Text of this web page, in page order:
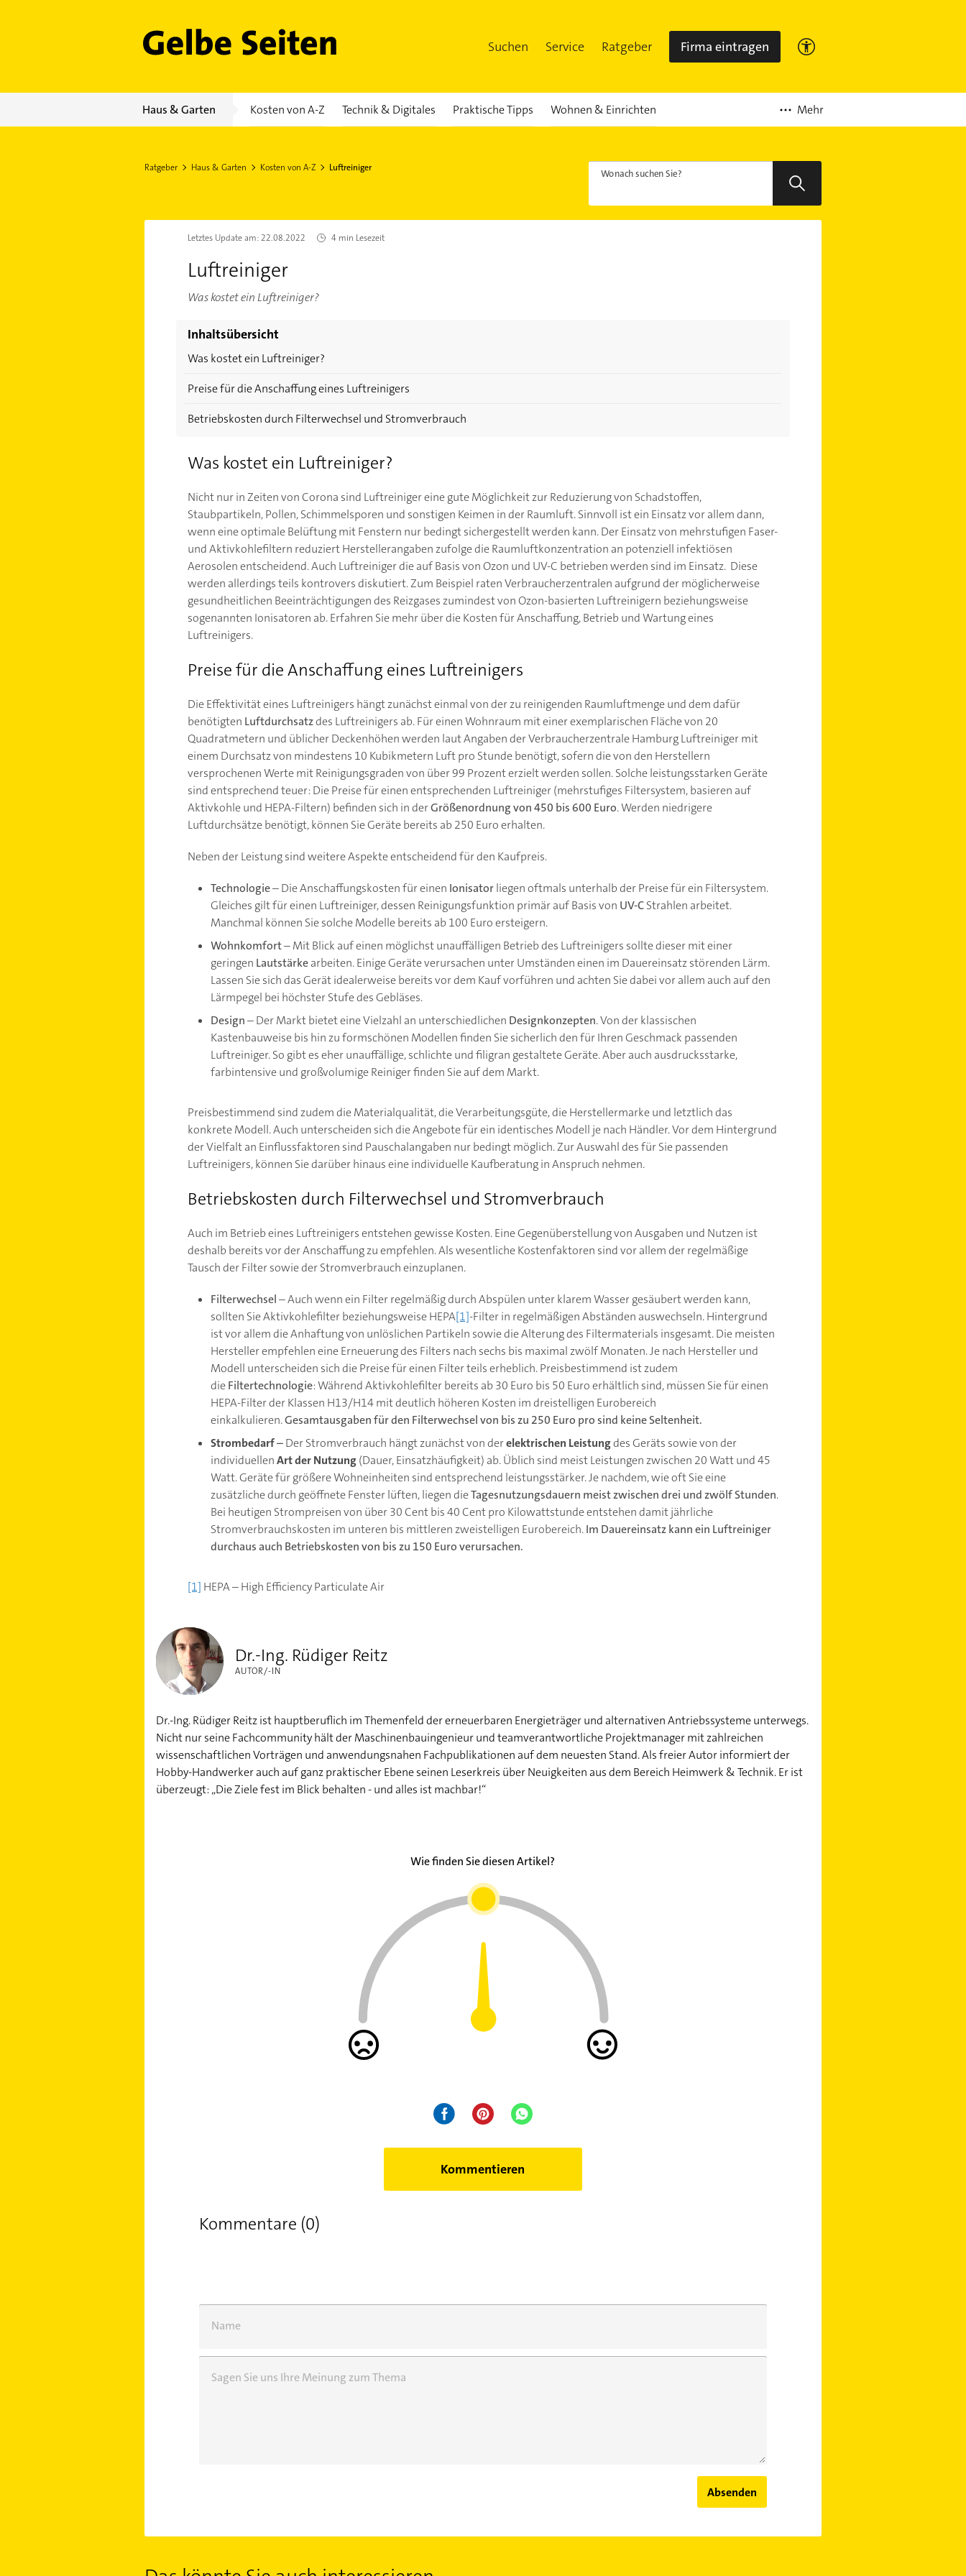
Gelbe Seiten Suchen Service Ratgeber Firma eintragen
Haus & Garten Kosten von A-Z Technik & Digitales Praktische Tipps Wohnen & Einrichten Mehr
Ratgeber Haus & Garten Kosten von A-Z Luftreiniger Wonach suchen Sie?
Letztes Update am:22.08.2022 4 min Lesezeit
Luftreiniger
Was kostet ein Luftreiniger?
Inhaltsübersicht
Was kostet ein Luftreiniger?
Preise für die Anschaffung eines Luftreinigers
Betriebskosten durch Filterwechsel und Stromverbrauch
Was kostet ein Luftreiniger?
Nicht nur in Zeiten von Corona sind Luftreiniger eine gute Möglichkeit zur Reduzierung von Schadstoffen,
Staubpartikeln, Pollen, Schimmelsporen und sonstigen Keimen in der Raumluft. Sinnvoll ist ein Einsatz vor allem dann,
wenn eine optimale Belüftung mit Fenstern nur bedingt sichergestellt werden kann. Der Einsatz von mehrstufigen Faser-
und Aktivkohlefiltern reduziert Herstellerangaben zufolge die Raumluftkonzentration an potenziell infektiösen
Aerosolen entscheidend. Auch Luftreiniger die auf Basis von Ozon und UV-C betrieben werden sind im Einsatz. Diese
werden allerdings teils kontrovers diskutiert. Zum Beispiel raten Verbraucherzentralen aufgrund der möglicherweise
gesundheitlichen Beeinträchtigungen des Reizgases zumindest von Ozon-basierten Luftreinigern beziehungsweise
sogenannten Ionisatoren ab. Erfahren Sie mehr über die Kosten für Anschaffung, Betrieb und Wartung eines
Luftreinigers.
Preise für die Anschaffung eines Luftreinigers
Die Effektivität eines Luftreinigers hängt zunächst einmal von der zu reinigenden Raumluftmenge und dem dafür
benötigten Luftdurchsatzdes Luftreinigers ab. Für einen Wohnraum mit einer exemplarischen Fläche von 20
Quadratmetern und üblicher Deckenhöhen werden laut Angaben der Verbraucherzentrale Hamburg Luftreiniger mit
einem Durchsatz von mindestens 10 Kubikmetern Luft pro Stunde benötigt, sofern die von den Herstellern
versprochenen Werte mit Reinigungsgraden von über 99 Prozent erzielt werden sollen. Solche leistungsstarken Geräte
sind entsprechend teuer: Die Preise für einen entsprechenden Luftreiniger (mehrstufiges Filtersystem, basieren auf
Aktivkohle und HEPA-Filtern) befinden sich in derGrößenordnung von 450 bis 600 Euro. Werden niedrigere
Luftdurchsätze benötigt, können Sie Geräte bereits ab 250 Euro erhalten.
Neben der Leistung sind weitere Aspekte entscheidend für den Kaufpreis.
Technologie– Die Anschaffungskosten für einen Ionisatorliegen oftmals unterhalb der Preise für ein Filtersystem.
Gleiches gilt für einen Luftreiniger, dessen Reinigungsfunktion primär auf Basis von UV-CStrahlen arbeitet.
Manchmal können Sie solche Modelle bereits ab 100 Euro ersteigern.
Wohnkomfort– Mit Blick auf einen möglichst unauffälligen Betrieb des Luftreinigers sollte dieser mit einer
geringen Lautstärkearbeiten. Einige Geräte verursachen unter Umständen einen im Dauereinsatz störenden Lärm.
Lassen Sie sich das Gerät idealerweise bereits vor dem Kauf vorführen und achten Sie dabei vor allem auch auf den
Lärmpegel bei höchster Stufe des Gebläses.
Design– Der Markt bietet eine Vielzahl an unterschiedlichen Designkonzepten. Von der klassischen
Kastenbauweise bis hin zu formschönen Modellen finden Sie sicherlich den für Ihren Geschmack passenden
Luftreiniger. So gibt es eher unauffällige, schlichte und filigran gestaltete Geräte. Aber auch ausdrucksstarke,
farbintensive und großvolumige Reiniger finden Sie auf dem Markt.
Preisbestimmend sind zudem die Materialqualität, die Verarbeitungsgüte, die Herstellermarke und letztlich das
konkrete Modell. Auch unterscheiden sich die Angebote für ein identisches Modell je nach Händler. Vor dem Hintergrund
der Vielfalt an Einflussfaktoren sind Pauschalangaben nur bedingt möglich. Zur Auswahl des für Sie passenden
Luftreinigers, können Sie darüber hinaus eine individuelle Kaufberatung in Anspruch nehmen.
Betriebskosten durch Filterwechsel und Stromverbrauch
Auch im Betrieb eines Luftreinigers entstehen gewisse Kosten. Eine Gegenüberstellung von Ausgaben und Nutzen ist
deshalb bereits vor der Anschaffung zu empfehlen. Als wesentliche Kostenfaktoren sind vor allem der regelmäßige
Tausch der Filter sowie der Stromverbrauch einzuplanen.
Filterwechsel– Auch wenn ein Filter regelmäßig durch Abspülen unter klarem Wasser gesäubert werden kann,
sollten Sie Aktivkohlefilter beziehungsweise HEPA[1]-Filter in regelmäßigen Abständen auswechseln. Hintergrund
ist vor allem die Anhaftung von unlöslichen Partikeln sowie die Alterung des Filtermaterials insgesamt. Die meisten
Hersteller empfehlen eine Erneuerung des Filters nach sechs bis maximal zwölf Monaten. Je nach Hersteller und
Modell unterscheiden sich die Preise für einen Filter teils erheblich. Preisbestimmend ist zudem
dieFiltertechnologie: Während Aktivkohlefilter bereits ab 30 Euro bis 50 Euro erhältlich sind, müssen Sie für einen
HEPA-Filter der Klassen H13/H14 mit deutlich höheren Kosten im dreistelligen Eurobereich
einkalkulieren.Gesamtausgaben für den Filterwechsel von bis zu 250 Euro pro sind keine Seltenheit.
Strombedarf–Der Stromverbrauch hängt zunächst von derelektrischen Leistungdes Geräts sowie von der
individuellenArt der Nutzung(Dauer, Einsatzhäufigkeit) ab. Üblich sind meist Leistungen zwischen 20 Watt und 45
Watt. Geräte für größere Wohneinheiten sind entsprechend leistungsstärker. Je nachdem, wie oft Sie eine
zusätzliche durch geöffnete Fenster lüften, liegen dieTagesnutzungsdauern meist zwischen drei und zwölf Stunden.
Bei heutigen Strompreisen von über 30 Cent bis 40 Cent pro Kilowattstunde entstehen damit jährliche
Stromverbrauchskosten im unteren bis mittleren zweistelligen Eurobereich.Im Dauereinsatz kann ein Luftreiniger
durchaus auch Betriebskosten von bis zu 150 Euro verursachen.
[1] HEPA – High Efficiency Particulate Air
Dr.-Ing. Rüdiger Reitz
AUTOR/-IN
Dr.-Ing. Rüdiger Reitz ist hauptberuflich im Themenfeld der erneuerbaren Energieträger und alternativen Antriebssysteme unterwegs.
Nicht nur seine Fachcommunity hält der Maschinenbauingenieur und teamverantwortliche Projektmanager mit zahlreichen
wissenschaftlichen Vorträgen und anwendungsnahen Fachpublikationen auf dem neuesten Stand. Als freier Autor informiert der
Hobby-Handwerker auch auf ganz praktischer Ebene seinen Leserkreis über Neuigkeiten aus dem Bereich Heimwerk & Technik. Er ist
überzeugt: „Die Ziele fest im Blick behalten - und alles ist machbar!“
Wie finden Sie diesen Artikel?
Kommentieren
Kommentare (0)
Name
Sagen Sie uns Ihre Meinung zum Thema
Absenden